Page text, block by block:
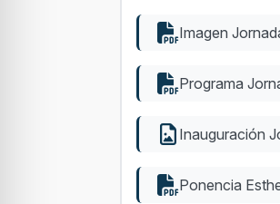
Imagen
Programa
Inauguración
Ponencia